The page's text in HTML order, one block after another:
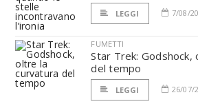
LEGGI 7/08/
FUMETTI
Star Trek: Godshock,
del tempo
LEGGI 26/07/